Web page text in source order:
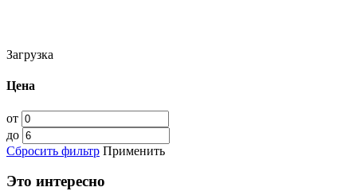
Загрузка
Цена
от
до
Сбросить фильтр Применить
Это интересно